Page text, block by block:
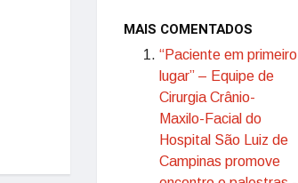
MAIS COMENTADOS
“Paciente em primeiro
lugar” – Equipe de
Cirurgia Crânio-
Maxilo-Facial do
Hospital São Luiz de
Campinas promove